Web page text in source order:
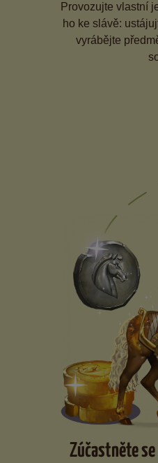
Provozujte vlastní
ho ke slávě:
vyrábějte
Zúčastněte